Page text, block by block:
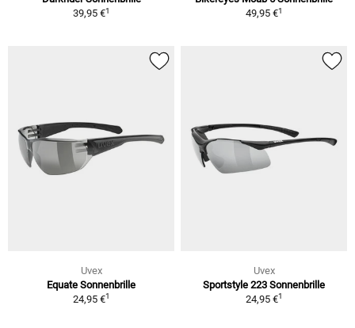
39,95 €1
49,95 €1
Uvex
Equate Sonnenbrille
24,95 €1
Uvex
Sportstyle 223 Sonnenbrille
24,95 €1